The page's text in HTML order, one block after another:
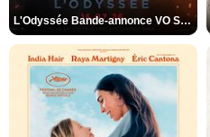
L'Odyssée Bande-annonce VO STFR